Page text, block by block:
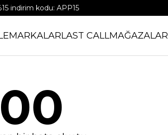
indirim kodu: APP15
MARKALARLAST CALLMAĞAZALAR